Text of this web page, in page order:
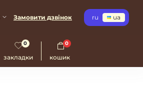
Замовити дзвінок ru ua
закладки
0
кошик
0